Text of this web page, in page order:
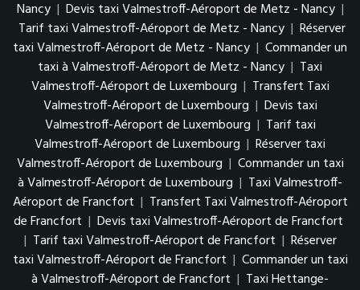
Nancy | Devis taxi Valmestroff-Aéroport de Metz - Nancy |
Tarif taxi Valmestroff-Aéroport de Metz - Nancy | Réserver
taxi Valmestroff-Aéroport de Metz - Nancy | Commander un
taxi à Valmestroff-Aéroport de Metz - Nancy | Taxi
Valmestroff-Aéroport de Luxembourg | Transfert Taxi
Valmestroff-Aéroport de Luxembourg | Devis taxi
Valmestroff-Aéroport de Luxembourg | Tarif taxi
Valmestroff-Aéroport de Luxembourg | Réserver taxi
Valmestroff-Aéroport de Luxembourg | Commander un taxi
à Valmestroff-Aéroport de Luxembourg | Taxi Valmestroff-
Aéroport de Francfort | Transfert Taxi Valmestroff-Aéroport
de Francfort | Devis taxi Valmestroff-Aéroport de Francfort
| Tarif taxi Valmestroff-Aéroport de Francfort | Réserver
taxi Valmestroff-Aéroport de Francfort | Commander un taxi
à Valmestroff-Aéroport de Francfort | Taxi Hettange-